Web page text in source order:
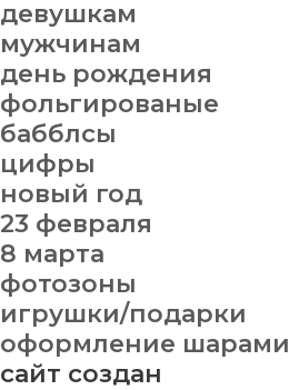
девушкам
мужчинам
день рождения
фольгированые
бабблсы
цифры
новый год
23 февраля
8 марта
фотозоны
игрушки/подарки
оформление шарами
сайт создан